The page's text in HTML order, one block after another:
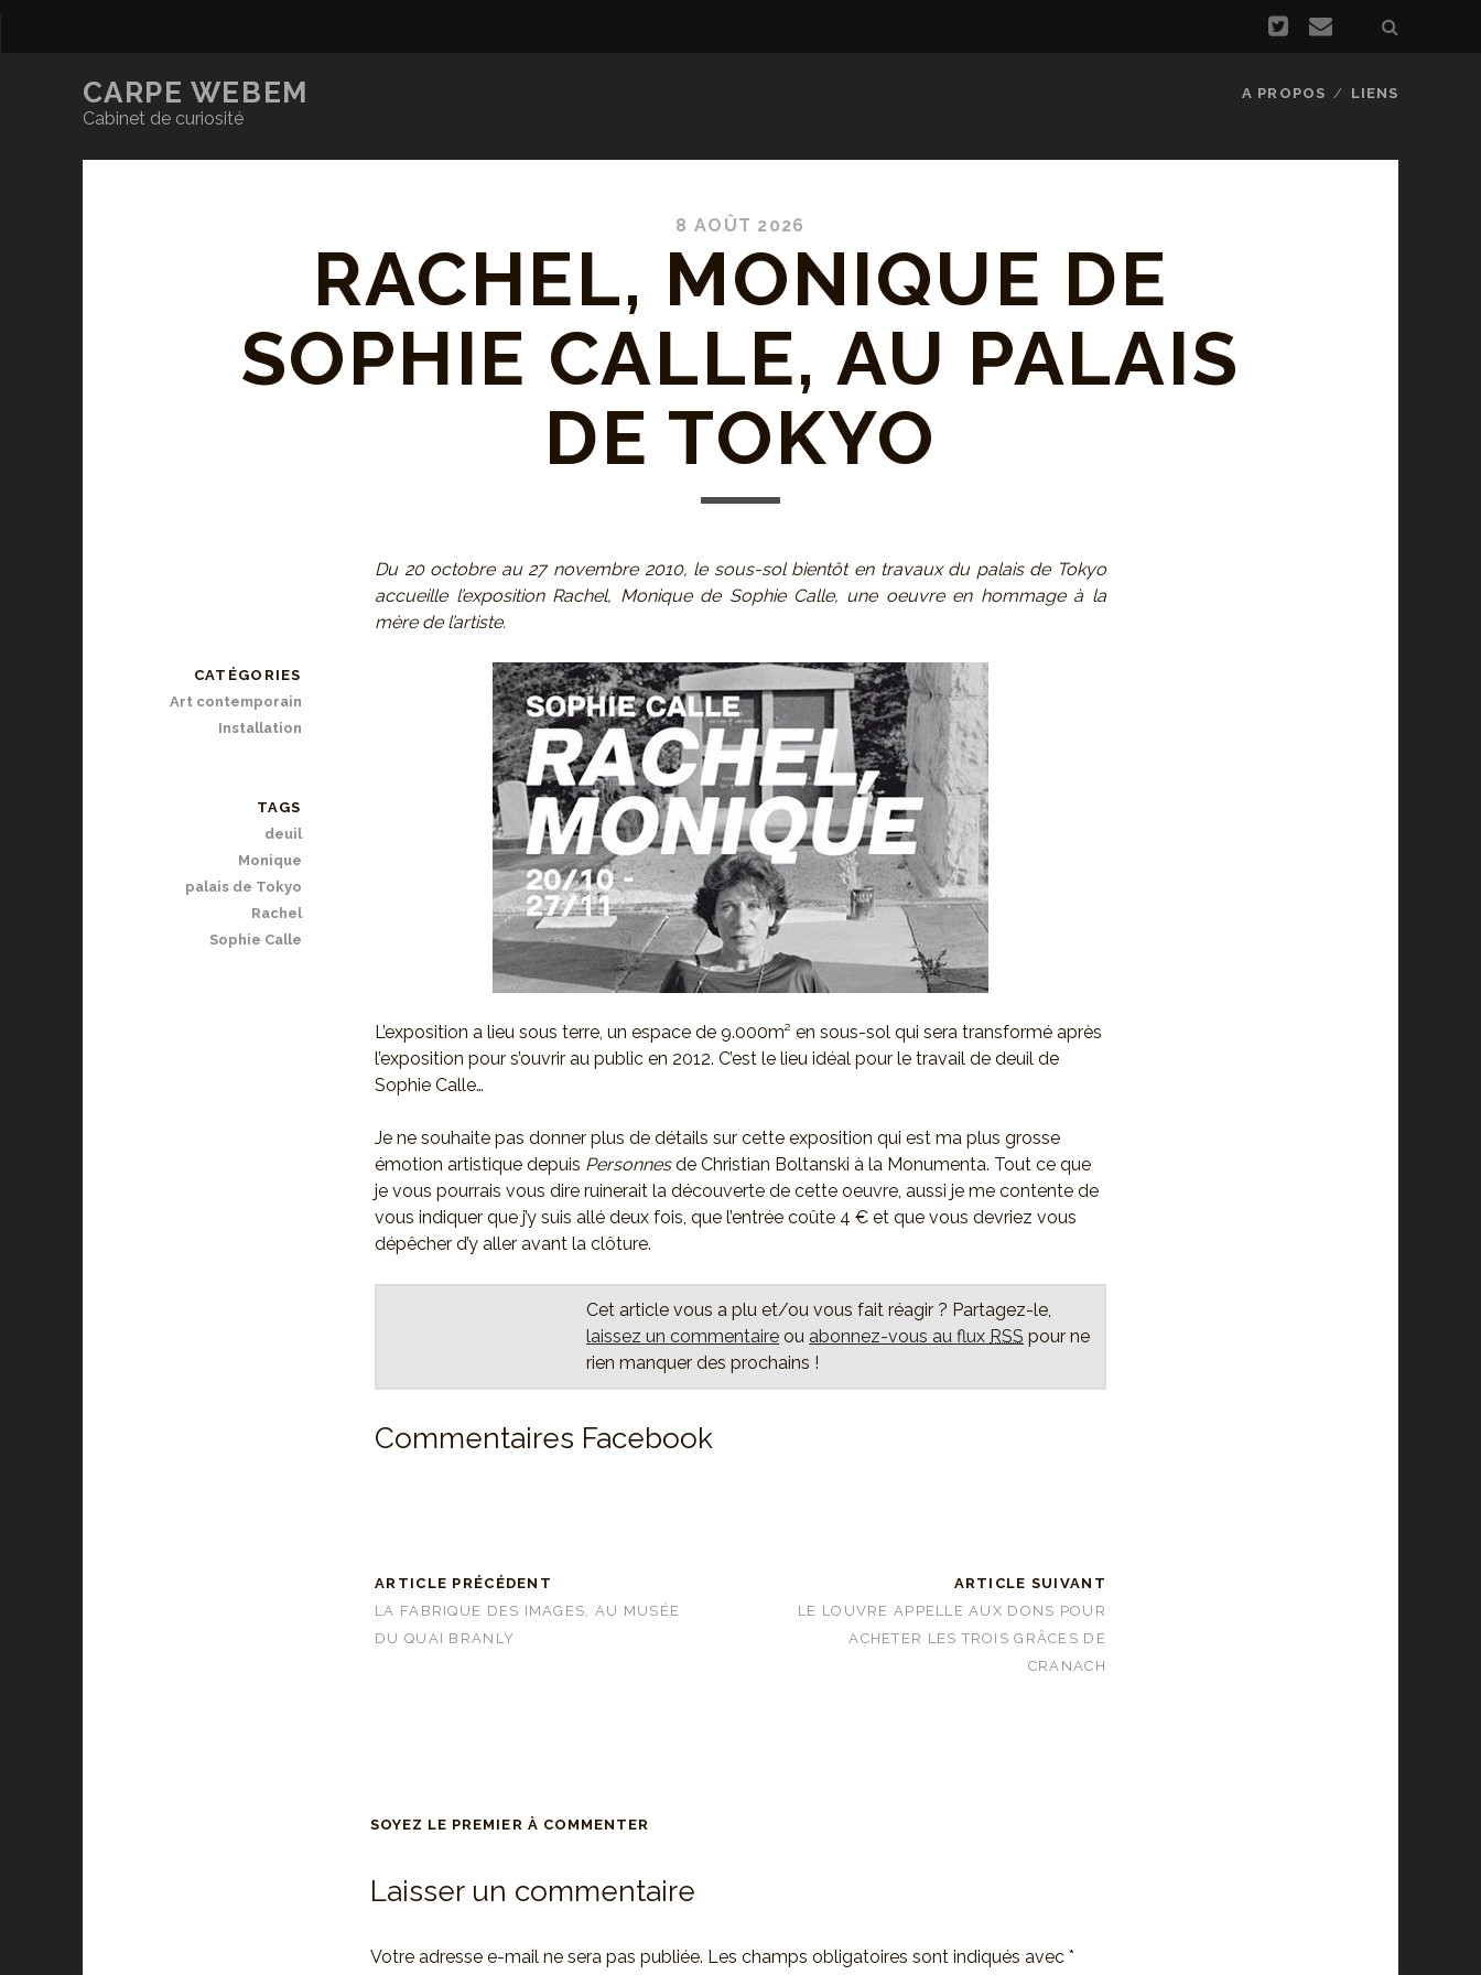
CARPE WEBEM
Cabinet de curiosité
A PROPOS LIENS
8 AOÛT 2026
RACHEL, MONIQUE DE
SOPHIE CALLE, AU PALAIS
DE TOKYO
Du 20 octobre au 27 novembre 2010, le sous-sol bientôt en travaux du palais de Tokyo
accueille l’exposition Rachel, Monique de Sophie Calle, une oeuvre en hommage à la
mère de l’artiste.
L’exposition a lieu sous terre, un espace de 9.000m² en sous-sol qui sera transformé après
l’exposition pour s’ouvrir au public en 2012. C’est le lieu idéal pour le travail de deuil de
Sophie Calle…
Je ne souhaite pas donner plus de détails sur cette exposition qui est ma plus grosse
émotion artistique depuis Personnesde Christian Boltanski à la Monumenta. Tout ce que
je vous pourrais vous dire ruinerait la découverte de cette oeuvre, aussi je me contente de
vous indiquer que j’y suis allé deux fois, que l’entrée coûte 4 € et que vous devriez vous
dépêcher d’y aller avant la clôture.
Cet article vous a plu et/ou vous fait réagir ? Partagez-le,
laissez un commentaire ou abonnez-vous au flux RSS pour ne
rien manquer des prochains !
Commentaires Facebook
ARTICLE PRÉCÉDENT
LA FABRIQUE DES IMAGES, AU MUSÉE
DU QUAI BRANLY
ARTICLE SUIVANT
LE LOUVRE APPELLE AUX DONS POUR
ACHETER LES TROIS GRÂCES DE
CRANACH
CATÉGORIES
Art contemporain
Installation
TAGS
deuil
Monique
palais de Tokyo
Rachel
Sophie Calle
SOYEZ LE PREMIER À COMMENTER
Laisser un commentaire
Votre adresse e-mail ne sera pas publiée. Les champs obligatoires sont indiqués avec *